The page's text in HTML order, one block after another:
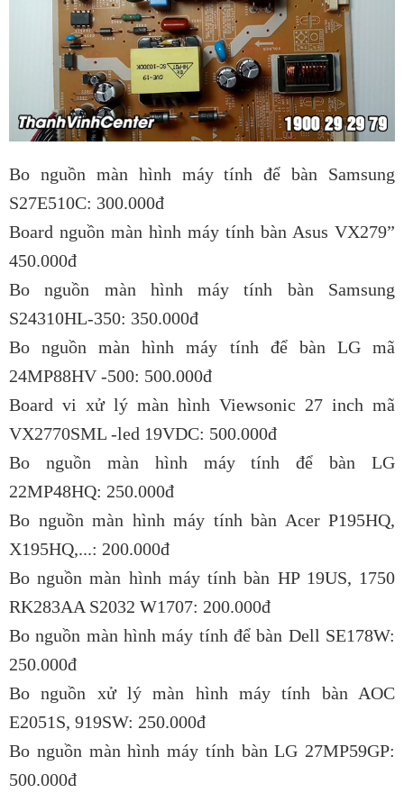
Bo nguồn màn hình máy tính để bàn Samsung
S27E510C: 300.000đ
Board nguồn màn hình máy tính bàn Asus VX279”
450.000đ
Bo nguồn màn hình máy tính bàn Samsung
S24310HL-350: 350.000đ
Bo nguồn màn hình máy tính để bàn LG mã
24MP88HV -500: 500.000đ
Board vi xử lý màn hình Viewsonic 27 inch mã
VX2770SML -led 19VDC: 500.000đ
Bo nguồn màn hình máy tính để bàn LG
22MP48HQ: 250.000đ
Bo nguồn màn hình máy tính bàn Acer P195HQ,
X195HQ,...: 200.000đ
Bo nguồn màn hình máy tính bàn HP 19US, 1750
RK283AA S2032 W1707: 200.000đ
Bo nguồn màn hình máy tính để bàn Dell SE178W:
250.000đ
Bo nguồn xử lý màn hình máy tính bàn AOC
E2051S, 919SW: 250.000đ
Bo nguồn màn hình máy tính bàn LG 27MP59GP:
500.000đ